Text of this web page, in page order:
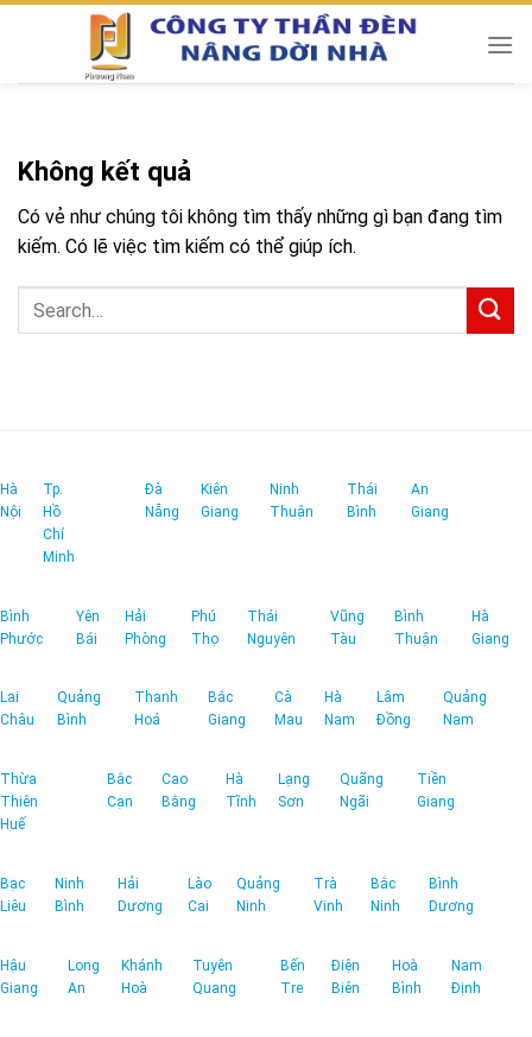
Chuyển
Không kết quả
Có vẻ như chúng tôi không tìm thấy những gì bạn đang tìm
kiếm. Có lẽ việc tìm kiếm có thể giúp ích.
Hà
Nội
Tp.
Hồ
Chí
Minh
Đà
Nẵng
Kiên
Giang
Ninh
Thuận
Thái
Bình
An
Giang
Bình
Phước
Yên
Bái
Hải
Phòng
Phú
Thọ
Thái
Nguyên
Vũng
Tàu
Bình
Thuận
Hà
Giang
Lai
Châu
Quảng
Bình
Thanh
Hoá
Bắc
Giang
Cà
Mau
Hà
Nam
Lâm
Đồng
Quảng
Nam
Thừa
Thiên
Huế
Bắc
Cạn
Cao
Bằng
Hà
Tĩnh
Lạng
Sơn
Quãng
Ngãi
Tiền
Giang
Bạc
Liêu
Ninh
Bình
Hải
Dương
Lào
Cai
Quảng
Ninh
Trà
Vinh
Bắc
Ninh
Bình
Dương
Hậu
Giang
Long
An
Khánh
Hoà
Tuyên
Quang
Bến
Tre
Điện
Biên
Hoà
Bình
Nam
Định